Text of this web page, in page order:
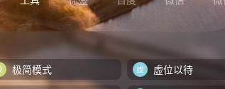
极简模式 虚位以待